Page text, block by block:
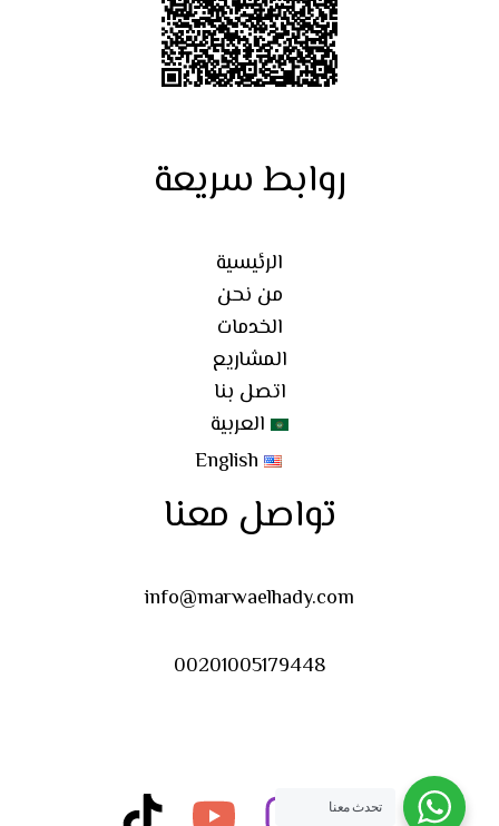
روابط سريعة
الرئيسية
من نحن
الخدمات
المشاريع
اتصل بنا
العربية
English
تواصل معنا
info@marwaelhady.com​
00201005179448
تحدث معنا